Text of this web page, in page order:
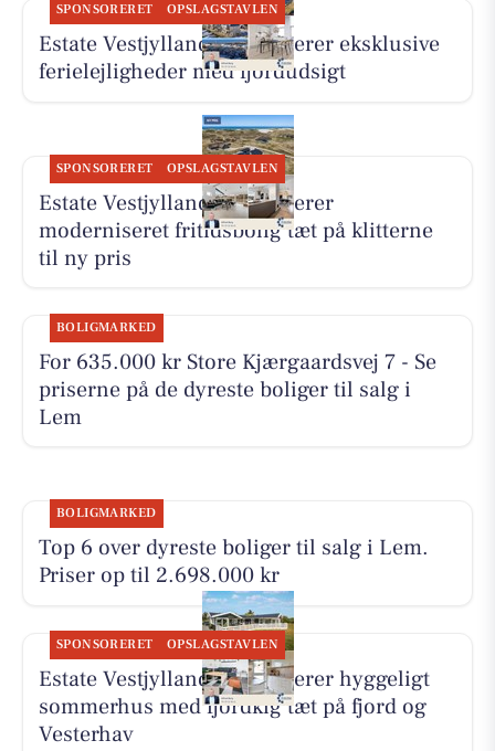
SPONSORERET OPSLAGSTAVLEN
Estate Vestjylland præsenterer eksklusive
ferielejligheder med fjordudsigt
SPONSORERET OPSLAGSTAVLEN
Estate Vestjylland præsenterer
moderniseret fritidsbolig tæt på klitterne
til ny pris
BOLIGMARKED
For 635.000 kr Store Kjærgaardsvej 7 - Se
priserne på de dyreste boliger til salg i
Lem
BOLIGMARKED
Top 6 over dyreste boliger til salg i Lem.
Priser op til 2.698.000 kr
SPONSORERET OPSLAGSTAVLEN
Estate Vestjylland præsenterer hyggeligt
sommerhus med fjordkig tæt på fjord og
Vesterhav